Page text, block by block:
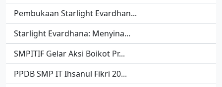
Pembukaan Starlight Evardhan...
Starlight Evardhana: Menyina...
SMPITIF Gelar Aksi Boikot Pr...
PPDB SMP IT Ihsanul Fikri 20...